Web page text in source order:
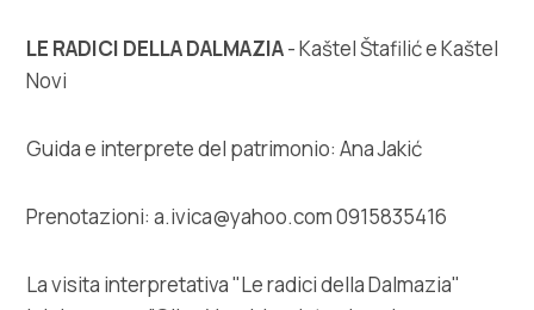
LE RADICI DELLA DALMAZIA- Kaštel Štafilić e Kaštel
Novi
Guida e interprete del patrimonio: Ana Jakić
Prenotazioni: a.ivica@yahoo.com 0915835416
La visita interpretativa "Le radici della Dalmazia"